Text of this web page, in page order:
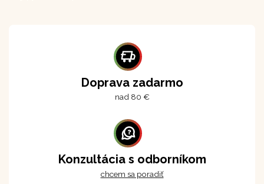
Doprava zadarmo
nad 80 €
Konzultácia s odborníkom
chcem sa poradiť